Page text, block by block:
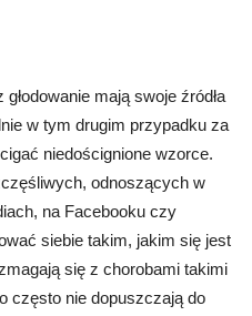
mają swoje źródła
w tym drugim przypadku za
niedoścignione wzorce.
odnoszących w
na Facebooku czy
siebie takim, jakim się jest
się z chorobami takimi
często nie dopuszczają do